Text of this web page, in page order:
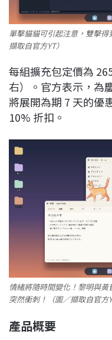
單擊貓貓可引起注意，雙擊
擷取自官方YT）
每組擴充包定價為
右）。官方表示，為
將展開為期 7 天的優
10% 折扣。
情緒將隨時間變化！黎明與
突然衝刺！（圖／擷取自官方
產品概要